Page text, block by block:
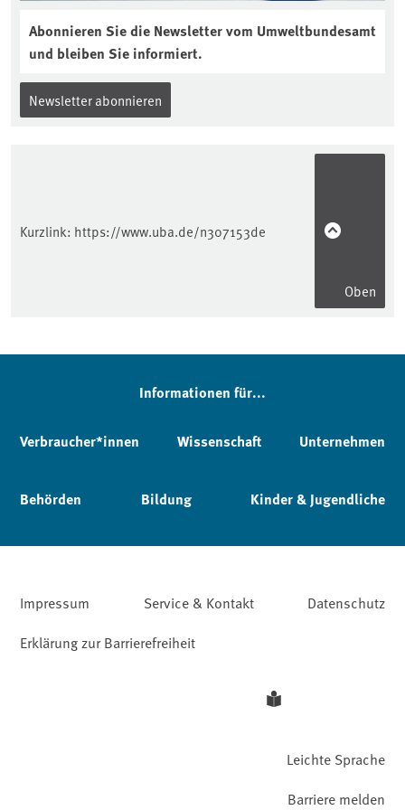
Abonnieren Sie die Newsletter vom Umweltbundesamt
und bleiben Sie informiert.
Newsletter abonnieren
Kurzlink: https://www.uba.de/n307153de
Oben
Informationen für...
Verbraucher*innen Wissenschaft Unternehmen
Behörden Bildung Kinder & Jugendliche
Impressum Service & Kontakt
Datenschutz
Erklärung zur Barrierefreiheit
Leichte Sprache
Barriere melden